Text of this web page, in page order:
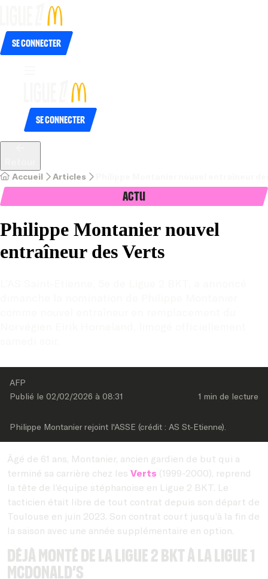
Se connecter
Se connecter
Accueil Articles
Actu
Philippe Montanier nouvel
entraîneur des Verts
AFP
Publié le 02/02/2026 à 08:31 1 min de lecture
Philippe Montanier rejoint l'ASSE (crédit : AS St-Etienne).
Âgé de 61 ans, Montanier, ancien gardien de but qui a
terminé sa carrière chez les Verts (1999-2000), reprend
la tête de l’équipe stéphanoise en Ligue 2 BKT. Le
tacticien était libre de tout contrat depuis son départ de
Toulouse en juin 2023. Son contrat court jusqu’à la fin de
la saison avec une année supplémentaire en option.
Déjà monté de la Ligue 2 BKT à la Ligue 1
McDonald’s